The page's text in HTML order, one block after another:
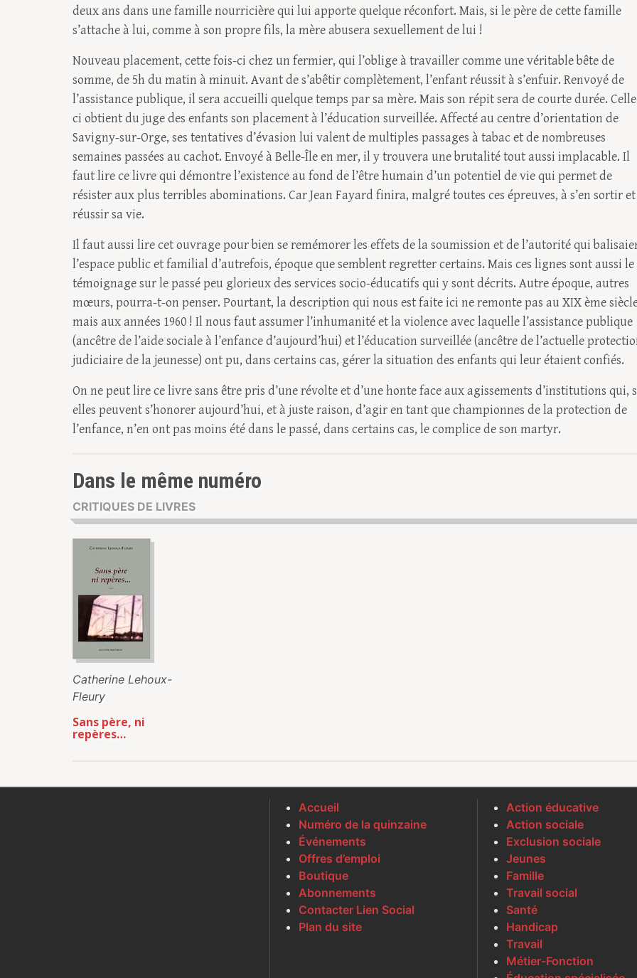
deux ans dans une famille nourricière qui lui apporte quelque réconfort. Mais, si le père de cette famille
s’attache à lui, comme à son propre fils, la mère abusera sexuellement de lui !
Nouveau placement, cette fois-ci chez un fermier, qui l’oblige à travailler comme une véritable bête de
somme, de 5h du matin à minuit. Avant de s’abêtir complètement, l’enfant réussit à s’enfuir. Renvoyé de
l’assistance publique, il sera accueilli quelque temps par sa mère. Mais son répit sera de courte durée.
ci obtient du juge des enfants son placement à l’éducation surveillée. Affecté au centre d’orientation de
Savigny-sur-Orge, ses tentatives d’évasion lui valent de multiples passages à tabac et de nombreuses
semaines passées au cachot. Envoyé à Belle-Île en mer, il y trouvera une brutalité tout aussi implacable. Il
faut lire ce livre qui démontre l’existence au fond de l’être humain d’un potentiel de vie qui permet de
résister aux plus terribles abominations. Car Jean Fayard finira, malgré toutes ces épreuves, à s’en sortir
réussir sa vie.
Il faut aussi lire cet ouvrage pour bien se remémorer les effets de la soumission et de l’autorité qui
l’espace public et familial d’autrefois, époque que semblent regretter certains. Mais ces lignes sont aussi le
témoignage sur le passé peu glorieux des services socio-éducatifs qui y sont décrits. Autre époque, autres
mœurs, pourra-t-on penser. Pourtant, la description qui nous est faite ici ne remonte pas au XIX ème
mais aux années 1960 ! Il nous faut assumer l’inhumanité et la violence avec laquelle l’assistance publique
(ancêtre de l’aide sociale à l’enfance d’aujourd’hui) et l’éducation surveillée (ancêtre de l’actuelle
judiciaire de la jeunesse) ont pu, dans certains cas, gérer la situation des enfants qui leur étaient confiés.
On ne peut lire ce livre sans être pris d’une révolte et d’une honte face aux agissements d’institutions qui,
elles peuvent s’honorer aujourd’hui, et à juste raison, d’agir en tant que championnes de la protection de
l’enfance, n’en ont pas moins été dans le passé, dans certains cas, le complice de son martyr.
Dans le même numéro
CRITIQUES DE LIVRES
Catherine Lehoux-
Fleury
Sans père, ni
repères…
Accueil
Numéro de la quinzaine
Événements
Offres d’emploi
Boutique
Abonnements
Contacter Lien Social
Plan du site
Action éducative
Action sociale
Exclusion sociale
Jeunes
Famille
Travail social
Santé
Handicap
Travail
Métier-Fonction